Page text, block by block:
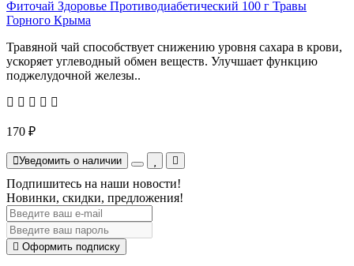
Фиточай Здоровье Противодиабетический 100 г Травы
Горного Крыма
Травяной чай способствует снижению уровня сахара в крови,
ускоряет углеводный обмен веществ. Улучшает функцию
поджелудочной железы..
170 ₽
Уведомить о наличии
Подпишитесь на наши новости!
Новинки, скидки, предложения!
Оформить подписку